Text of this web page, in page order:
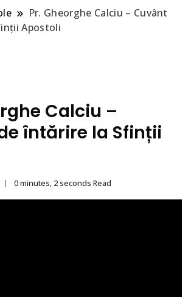
Pr. Gheorghe Calciu – Cuvânt
Apostoli
Calciu –
întărire la Sfinții
0 minutes, 2 seconds Read